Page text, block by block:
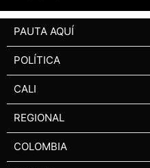
PAUTA AQUÍ
POLÍTICA
CALI
REGIONAL
COLOMBIA